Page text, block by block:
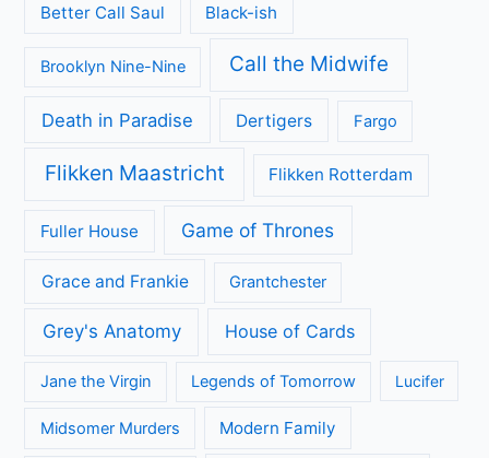
Better Call Saul Black-ish
Brooklyn Nine-Nine Call the Midwife
Death in Paradise Dertigers Fargo
Flikken Maastricht Flikken Rotterdam
Fuller House Game of Thrones
Grace and Frankie Grantchester
Grey's Anatomy House of Cards
Jane the Virgin Legends of Tomorrow Lucifer
Midsomer Murders Modern Family